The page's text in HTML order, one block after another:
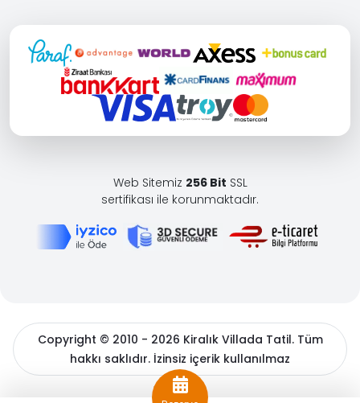
Web Sitemiz 256 Bit SSL
sertifikası ile korunmaktadır.
Copyright © 2010 - 2026 Kiralık Villada Tatil. Tüm
hakkı saklıdır. İzinsiz içerik kullanılmaz
BöcekSoft